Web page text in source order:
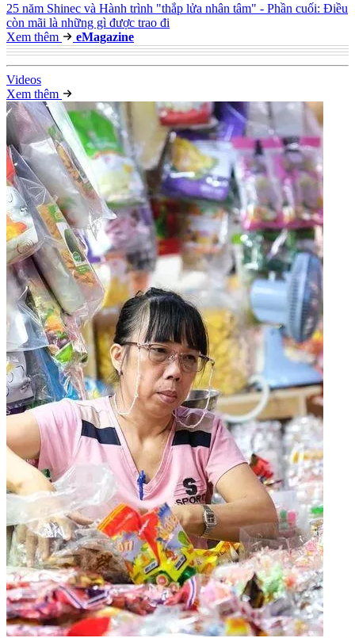
25 năm Shinec và Hành trình "thắp lửa nhân tâm" - Phần cuối: Điều
còn mãi là những gì được trao đi
Xem thêm
eMagazine
Videos
Xem thêm